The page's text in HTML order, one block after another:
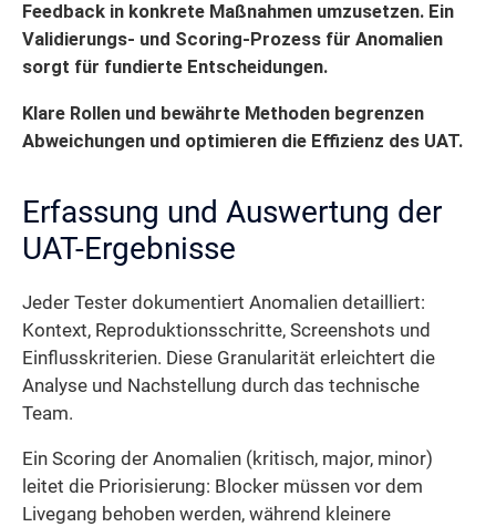
Feedback in konkrete Maßnahmen umzusetzen. Ein
Validierungs- und Scoring-Prozess für Anomalien
sorgt für fundierte Entscheidungen.
Klare Rollen und bewährte Methoden begrenzen
Abweichungen und optimieren die Effizienz des UAT.
Erfassung und Auswertung der
UAT-Ergebnisse
Jeder Tester dokumentiert Anomalien detailliert:
Kontext, Reproduktionsschritte, Screenshots und
Einflusskriterien. Diese Granularität erleichtert die
Analyse und Nachstellung durch das technische
Team.
Ein Scoring der Anomalien (kritisch, major, minor)
leitet die Priorisierung: Blocker müssen vor dem
Livegang behoben werden, während kleinere